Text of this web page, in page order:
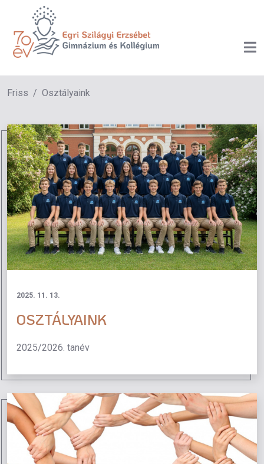
Friss Osztályaink
2025. 11. 13.
OSZTÁLYAINK
2025/2026. tanév